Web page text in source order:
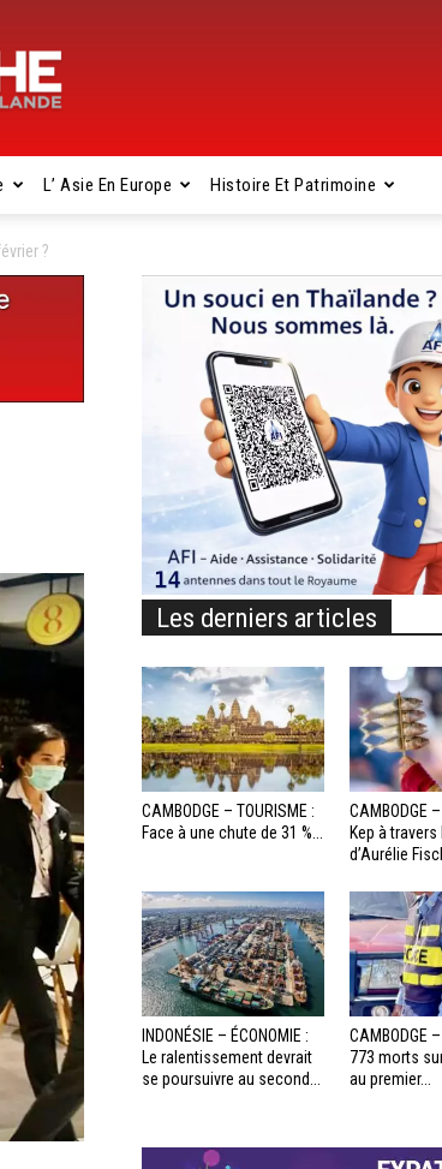
L’ Asie En Europe Histoire Et Patrimoine
?
Les derniers articles
CAMBODGE – TOURISME :
Face à une chute de 31 %...
CAMBODGE –
Kep à
d’Aurélie
INDONÉSIE – ÉCONOMIE :
Le ralentissement devrait
se poursuivre au second...
CAMBODGE
773 morts
au premier...